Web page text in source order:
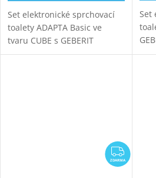
Set elektronické sprchovací
toalety ADAPTA Basic ve
tvaru CUBE s GEBERIT
KOMBIFIX 110.300.00.5
Set
ZDARMA
ZDARMA